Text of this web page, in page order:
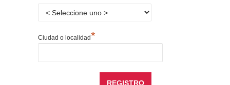
Ciudad o localidad*